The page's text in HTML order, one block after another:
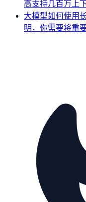
高支持几百万上
大模型如何使用
明，你需要将重